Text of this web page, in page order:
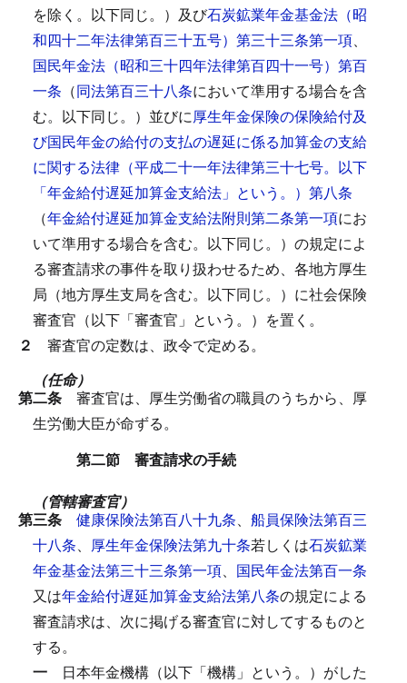
を除く。以下同じ。）及び石炭鉱業年金基金法（昭
和四十二年法律第百三十五号）第三十三条第一項、
国民年金法（昭和三十四年法律第百四十一号）第百
一条 （同法第百三十八条において準用する場合を含
む。以下同じ。）並びに厚生年金保険の保険給付及
び国民年金の給付の支払の遅延に係る加算金の支給
に関する法律（平成二十一年法律第三十七号。以下
「年金給付遅延加算金支給法」という。）第八条
（年金給付遅延加算金支給法附則第二条第一項にお
いて準用する場合を含む。以下同じ。）の規定によ
る審査請求の事件を取り扱わせるため、各地方厚生
局（地方厚生支局を含む。以下同じ。）に社会保険
審査官（以下「審査官」という。）を置く。
２ 審査官の定数は、政令で定める。
（任命）
第二条 審査官は、厚生労働省の職員のうちから、厚
生労働大臣が命ずる。
第二節 審査請求の手続
（管轄審査官）
第三条 健康保険法第百八十九条、 船員保険法第百三
十八条、 厚生年金保険法第九十条若しくは石炭鉱業
年金基金法第三十三条第一項、 国民年金法第百一条
又は年金給付遅延加算金支給法第八条の規定による
審査請求は、次に掲げる審査官に対してするものと
する。
一 日本年金機構（以下「機構」という。）がした